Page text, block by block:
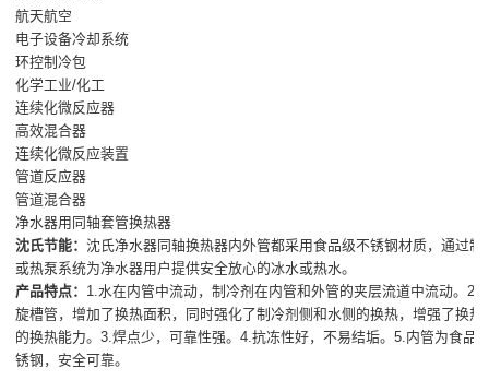
航天航空
电子设备冷却系统
环控制冷包
化学工业/化工
连续化微反应器
高效混合器
连续化微反应装置
管道反应器
管道混合器
净水器用同轴套管换热器
沈氏节能：沈氏净水器同轴换热器内外管都采用食品级不锈钢材质，通过制
或热泵系统为净水器用户提供安全放心的冰水或热水。
产品特点： 1.水在内管中流动，制冷剂在内管和外管的夹层流道中流动。2.
旋槽管，增加了换热面积，同时强化了制冷剂侧和水侧的换热，增强了换热
的换热能力。3.焊点少，可靠性强。4.抗冻性好，不易结垢。5.内管为食品
锈钢，安全可靠。